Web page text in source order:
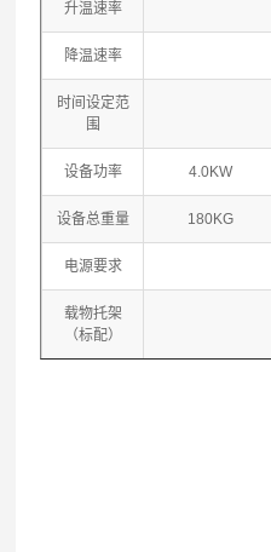
升温速率
降温速率
时间设定范
围
设备功率 4.0KW
设备总重量 180KG
电源要求
载物托架
（标配）